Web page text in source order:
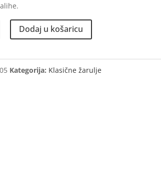
Dodaj u košaricu
Kategorija: Klasične žarulje